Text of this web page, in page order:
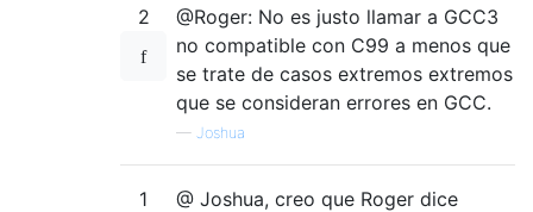
2
@Roger: No es justo llamar a GCC3
no compatible con C99 a menos que
se trate de casos extremos extremos
que se consideran errores en GCC.
— Joshua
1
@ Joshua, creo que Roger dice